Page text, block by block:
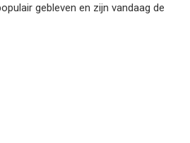
gebleven en zijn vandaag de